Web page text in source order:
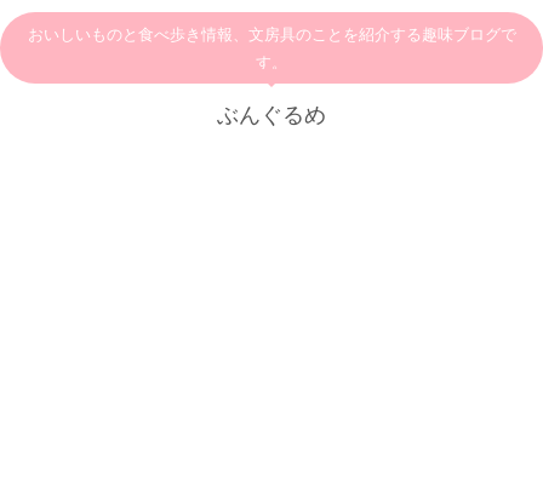
おいしいものと食べ歩き情報、文房具のことを紹介する趣味ブログで
す。
ぶんぐるめ